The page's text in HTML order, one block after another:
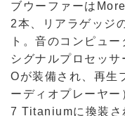
ブウーファーは
2本、リアラゲッジ
ト。音のコンピュ
シグナルプロセッ
Oが装備され、再生
ーディオプレーヤ
7 Titaniumに換装さ